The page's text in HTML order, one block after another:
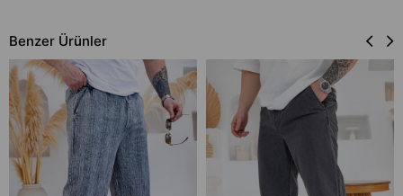
Benzer Ürünler